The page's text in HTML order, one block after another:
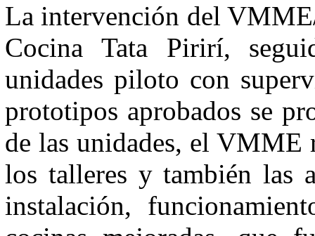
La intervención del
Cocina Tata Pirirí,
unidades piloto con
prototipos aprobados se
de las unidades, el VMME
los talleres y también las
instalación,